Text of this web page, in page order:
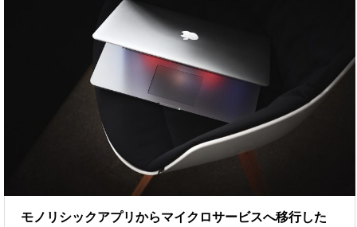
モノリシックアプリからマイクロサービスへ移行した